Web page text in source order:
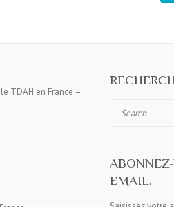
TDAH en France –
EMAIL.